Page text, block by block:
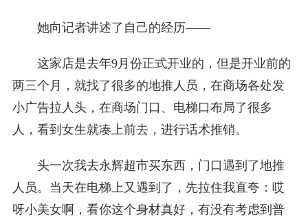
她向记者讲述了自己的经历——
这家店是去年9月份正式开业的，但是开业前的
两三个月，就找了很多的地推人员，在商场各处发
小广告拉人头，在商场门口、电梯口布局了很多
人，看到女生就凑上前去，进行话术推销。
头一次我去永辉超市买东西，门口遇到了地推
人员。当天在电梯上又遇到了，先拉住我直夸：哎
呀小美女啊，看你这个身材真好，有没有考虑到普